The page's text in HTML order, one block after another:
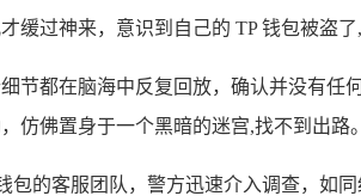
过神来，意识到自己的 TP 钱包被盗
节都在脑海中反复回放，确认并没有
仿佛置身于一个黑暗的迷宫,找不到出路。
包的客服团队，警方迅速介入调查，如